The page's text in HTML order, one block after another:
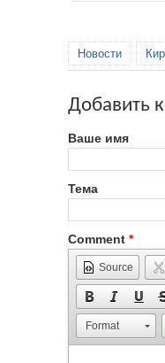
Новости
Добавить
Ваше имя
Тема
Comment *
Source
Format